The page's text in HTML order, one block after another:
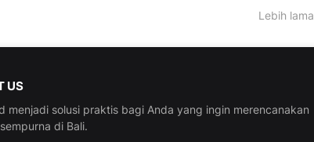
Lebih lama
US
menjadi solusi praktis bagi Anda yang ingin merencanakan
di Bali.